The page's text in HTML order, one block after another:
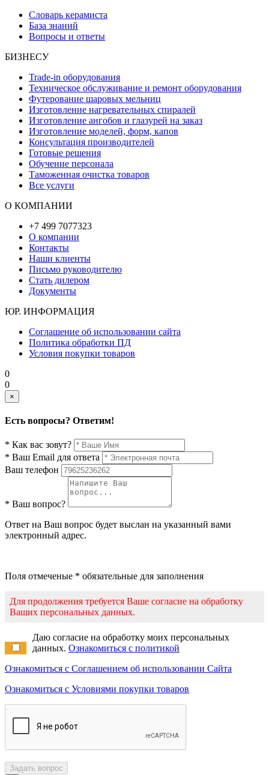
Словарь керамиста
База знаний
Вопросы и ответы
БИЗНЕСУ
Trade-in оборудования
Техническое обслуживание и ремонт оборудования
Футерование шаровых мельниц
Изготовление нагревательных спиралей
Изготовление ангобов и глазурей на заказ
Изготовление моделей, форм, капов
Консультация производителей
Готовые решения
Обучение персонала
Таможенная очистка товаров
Все услуги
О КОМПАНИИ
+7 499 7077323
О компании
Контакты
Наши клиенты
Письмо руководителю
Стать дилером
Документы
ЮР. ИНФОРМАЦИЯ
Соглашение об использовании сайта
Политика обработки ПД
Условия покупки товаров
0
0
×
Есть вопросы? Ответим!
* Как вас зовут?
* Ваш Email для ответа
Ваш телефон
* Ваш вопрос?
Ответ на Ваш вопрос будет выслан на указанный вами
электронный адрес.
Поля отмеченые * обязательные для заполнения
Для продолжения требуется Ваше согласие на обработку
Ваших персональных данных.
Даю согласие на обработку моих персональных
данных. Ознакомиться с политикой
Ознакомиться с Соглашением об использовании Сайта
Ознакомиться с Условиями покупки товаров
Задать вопрос